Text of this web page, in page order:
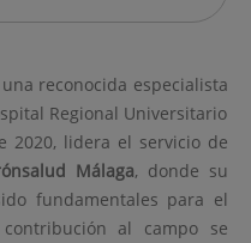
reconocida especialista
Regional Universitario
2020, lidera el servicio de
Málaga, donde su
fundamentales para el
al campo se